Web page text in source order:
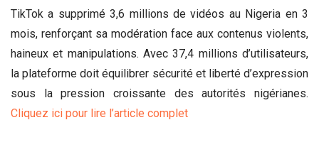
TikTok a supprimé 3,6 millions de vidéos au Nigeria en 3
mois, renforçant sa modération face aux contenus violents,
haineux et manipulations. Avec 37,4 millions d’utilisateurs,
la plateforme doit équilibrer sécurité et liberté d’expression
sous la pression croissante des autorités nigérianes.
Cliquez ici pour lire l’article complet